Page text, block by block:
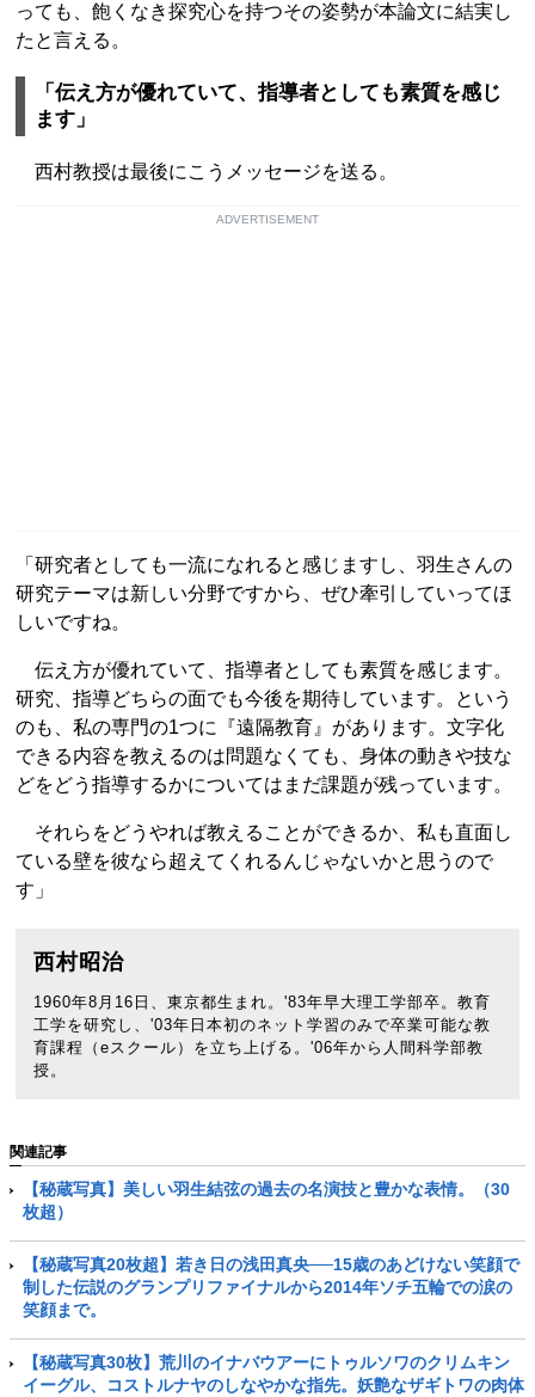
っても、飽くなき探究心を持つその姿勢が本論文に結実し
たと言える。
「伝え方が優れていて、指導者としても素質を感じ
ます」
西村教授は最後にこうメッセージを送る。
ADVERTISEMENT
「研究者としても一流になれると感じますし、羽生さんの
研究テーマは新しい分野ですから、ぜひ牽引していってほ
しいですね。
伝え方が優れていて、指導者としても素質を感じます。
研究、指導どちらの面でも今後を期待しています。という
のも、私の専門の1つに『遠隔教育』があります。文字化
できる内容を教えるのは問題なくても、身体の動きや技な
どをどう指導するかについてはまだ課題が残っています。
それらをどうやれば教えることができるか、私も直面し
ている壁を彼なら超えてくれるんじゃないかと思うので
す」
西村昭治
1960年8月16日、東京都生まれ。'83年早大理工学部卒。教育
工学を研究し、'03年日本初のネット学習のみで卒業可能な教
育課程（eスクール）を立ち上げる。'06年から人間科学部教
授。
関連記事
【秘蔵写真】美しい羽生結弦の過去の名演技と豊かな表情。（30
枚超）
【秘蔵写真20枚超】若き日の浅田真央──15歳のあどけない笑顔で
制した伝説のグランプリファイナルから2014年ソチ五輪での涙の
笑顔まで。
【秘蔵写真30枚】荒川のイナバウアーにトゥルソワのクリムキン
イーグル、コストルナヤのしなやかな指先。妖艶なザギトワの肉体